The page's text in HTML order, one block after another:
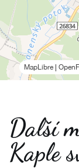
MapLibre
Další
Kaple